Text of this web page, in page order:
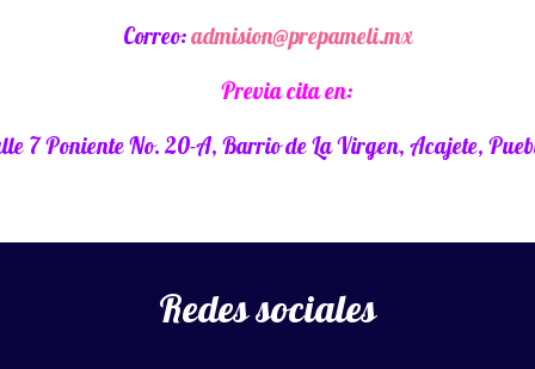
Correo:admision@prepameli.mx
Previa cita en:
7 Poniente No. 20-A, Barrio de La Virgen, Acajete,
Redes sociales